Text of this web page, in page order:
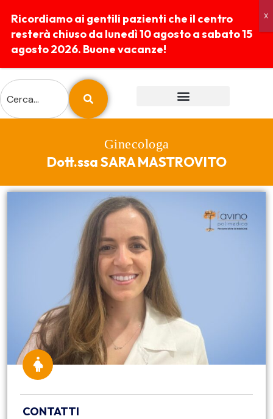
Ginecologa
Dott.ssa SARA MASTROVITO
CONTATTI
Ricordiamo ai gentili pazienti che il centro
resterà chiuso da lunedì 10 agosto a sabato 15
agosto 2026. Buone vacanze!